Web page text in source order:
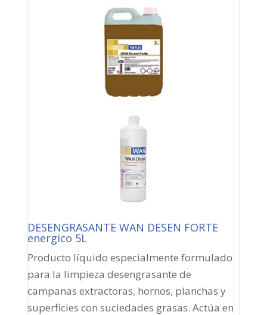
DESENGRASANTE WAN DESEN FORTE
energico 5L
Producto líquido especialmente formulado
para la limpieza desengrasante de
campanas extractoras, hornos, planchas y
superficies con suciedades grasas. Actúa en